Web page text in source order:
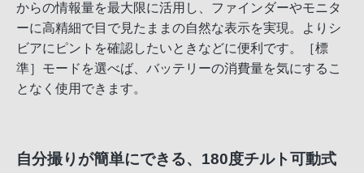
からの情報量を最大限に活用し、ファインダーやモニタ
ーに高精細で目で見たままの自然な表示を実現。よりシ
ビアにピントを確認したいときなどに便利です。［標
準］モードを選べば、バッテリーの消費量を気にするこ
となく使用できます。
自分撮りが簡単にできる、180度チルト可動式